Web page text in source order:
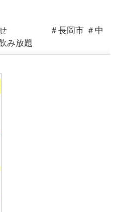
らせ ＃長岡市 ＃中
み放題